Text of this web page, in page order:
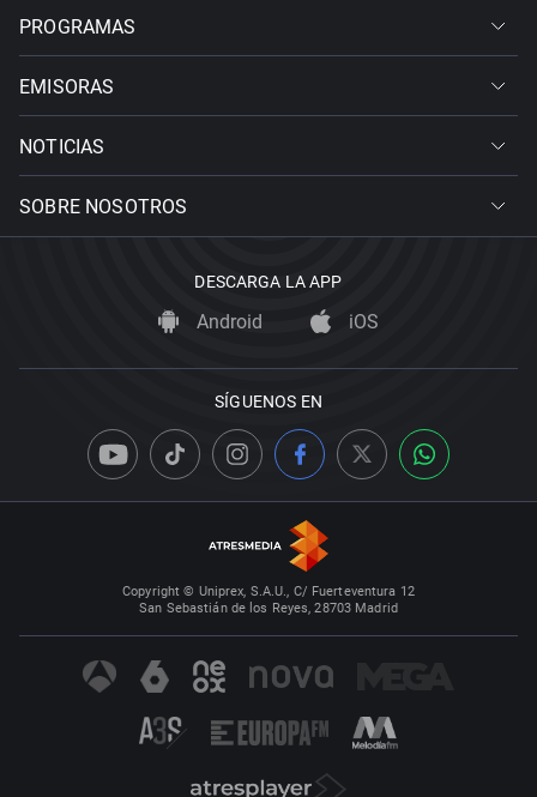
PROGRAMAS
EMISORAS
NOTICIAS
SOBRE NOSOTROS
DESCARGA LA APP
Android iOS
SÍGUENOS EN
Copyright © Uniprex, S.A.U., C/ Fuerteventura 12
San Sebastián de los Reyes, 28703 Madrid